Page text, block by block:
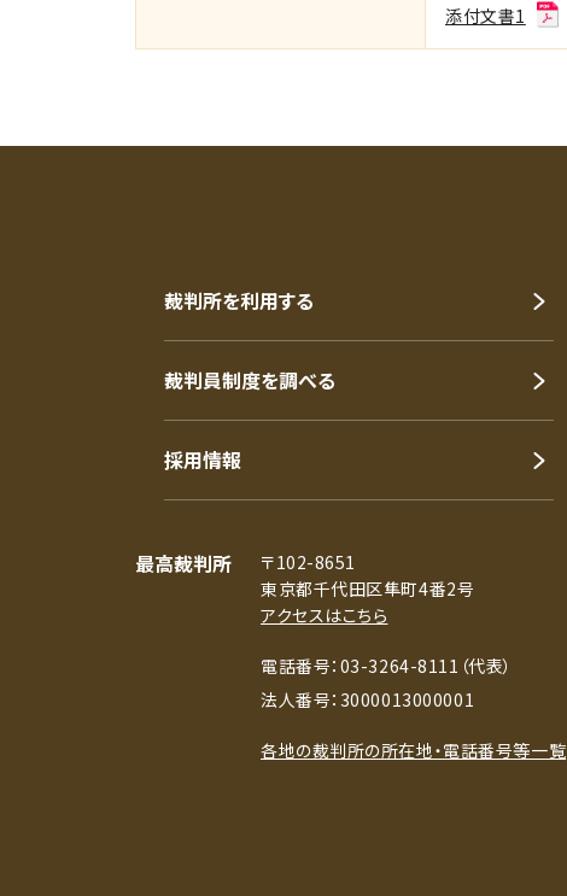
添付文書1
裁判所を利用する
裁判員制度を調べる
採用情報
最高裁判所
〒102-8651
東京都千代田区隼町4番2号
アクセスはこちら
電話番号：03-3264-8111（代表）
法人番号：3000013000001
各地の裁判所の所在地・電話番号等一覧